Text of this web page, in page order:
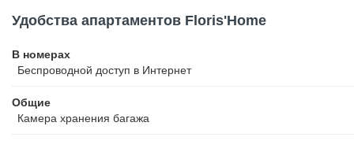
Удобства апартаментов Floris'Home
В номерах
Беспроводной доступ в Интернет
Общие
Камера хранения багажа